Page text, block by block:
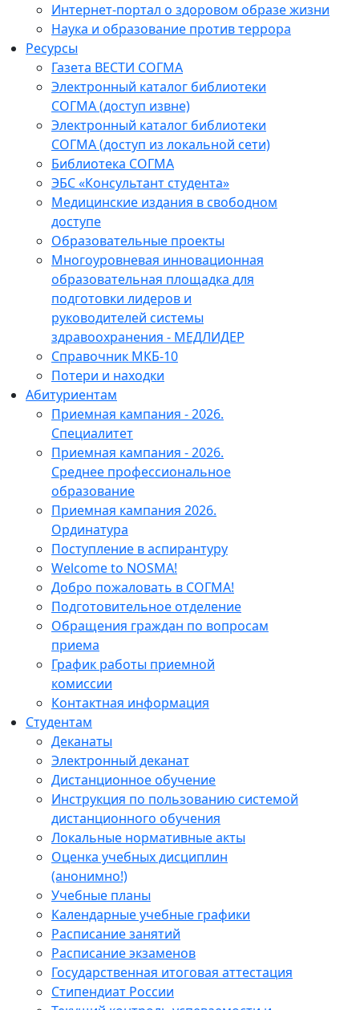
Интернет-портал о здоровом образе жизни
Наука и образование против террора
Ресурсы
Газета ВЕСТИ СОГМА
Электронный каталог библиотеки
СОГМА (доступ извне)
Электронный каталог библиотеки
СОГМА (доступ из локальной сети)
Библиотека СОГМА
ЭБС «Консультант студента»
Медицинские издания в свободном
доступе
Образовательные проекты
Многоуровневая инновационная
образовательная площадка для
подготовки лидеров и
руководителей системы
здравоохранения - МЕДЛИДЕР
Справочник МКБ-10
Потери и находки
Абитуриентам
Приемная кампания - 2026.
Специалитет
Приемная кампания - 2026.
Среднее профессиональное
образование
Приемная кампания 2026.
Ординатура
Поступление в аспирантуру
Welcome to NOSMA!
Добро пожаловать в СОГМА!
Подготовительное отделение
Обращения граждан по вопросам
приема
График работы приемной
комиссии
Контактная информация
Студентам
Деканаты
Электронный деканат
Дистанционное обучение
Инструкция по пользованию системой
дистанционного обучения
Локальные нормативные акты
Оценка учебных дисциплин
(анонимно!)
Учебные планы
Календарные учебные графики
Расписание занятий
Расписание экзаменов
Государственная итоговая аттестация
Стипендиат России